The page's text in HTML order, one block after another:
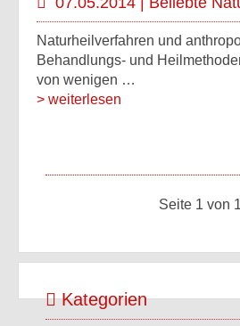
Naturheilverfahren und
Behandlungs- und
von wenigen …
> weiterlesen
Seite 1 von 1
Kategorien